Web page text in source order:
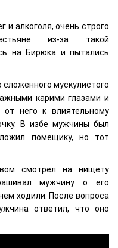
и алкоголя, очень строго
из-за такой
на Бирюка и пытались
мускулистого
карими глазами и
него к влиятельному
В избе мужчины был
помещику, но тот
смотрел на нищету
мужчину о его
ходили. После вопроса
ответил, что оно